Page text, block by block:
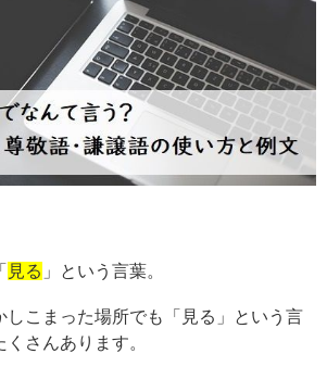
見る 」という言葉。
しこまった場所でも「見る」という言
さんあります。